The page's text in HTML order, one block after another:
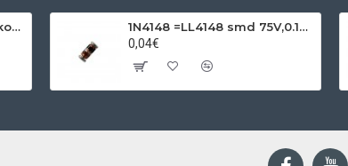
Adaptér auto-napájací 1xkon./3x zdierka- 12/24V, USB 1000mA
1N4148 =LL4148 smd 75V,0.15A SOD80C
0,04€